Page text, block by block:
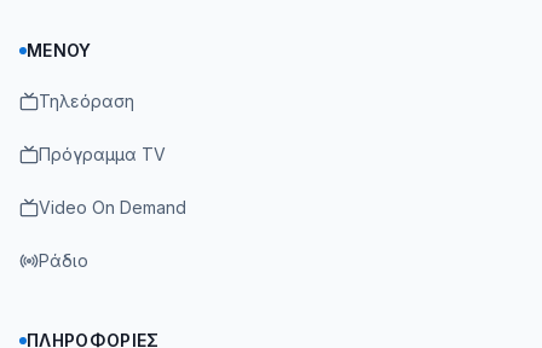
ΜΕΝΟΎ
Τηλεόραση
Πρόγραμμα TV
Video On Demand
Ράδιο
ΠΛΗΡΟΦΟΡΊΕΣ